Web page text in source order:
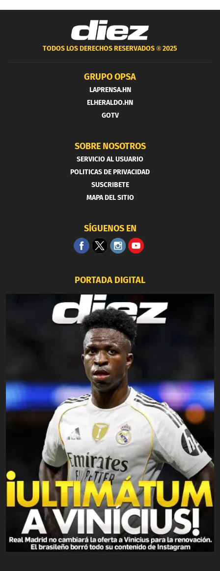
TODOS LOS DERECHOS RESERVADOS ®2025
GRUPO OPSA
LAPRENSA.HN
ELHERALDO.HN
GOTV
SOBRE NOSOTROS
SERVICIO AL USUARIO
POLITICAS DE PRIVACIDAD
SUSCRIBETE
MAPA DEL SITIO
SÍGUENOS EN
PORTADA DIGITAL